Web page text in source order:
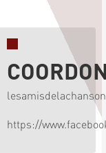
https://